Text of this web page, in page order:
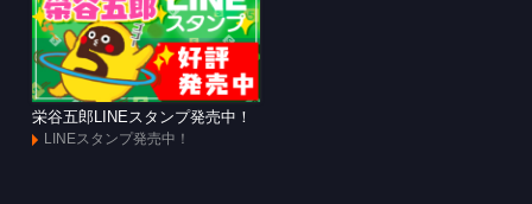
栄谷五郎LINEスタンプ発売中！
LINEスタンプ発売中！